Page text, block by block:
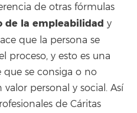
de otras fórmulas
de la empleabilidad y
que la persona se
proceso, y esto es una
que se consiga o no
personal y social. Así
de Cáritas